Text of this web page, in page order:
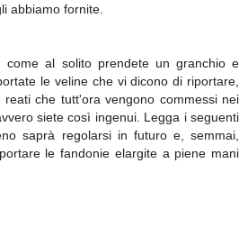
abbiamo fornite.
come al solito prendete un granchio e
le veline che vi dicono di riportare,
che tutt'ora vengono commessi nei
siete così ingenui. Legga i seguenti
saprà regolarsi in futuro e, semmai,
le fandonie elargite a piene mani